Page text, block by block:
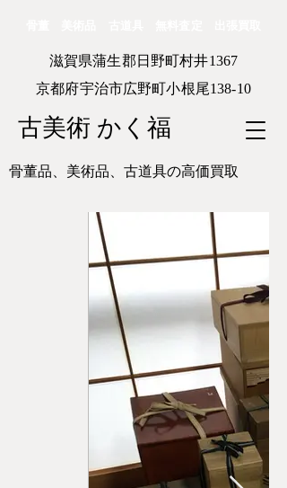
古美術 かく福
京都府宇治市広野町小根尾138-10
滋賀県蒲生郡日野町村井1367
骨董品、美術品、古道具の高価買取